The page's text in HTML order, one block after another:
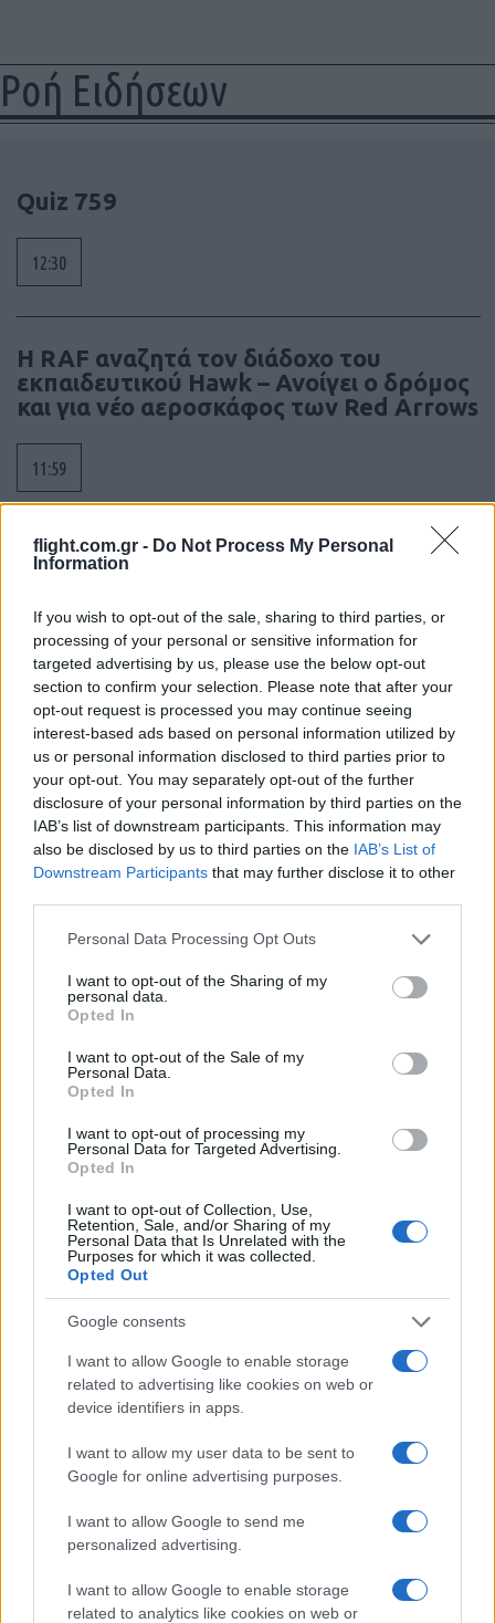
flight.com.gr - Do Not Process My Personal
Information
If you wish to opt-out of the sale, sharing to third parties, or
processing of your personal or sensitive information for
targeted advertising by us, please use the below opt-out
section to confirm your selection. Please note that after your
opt-out request is processed you may continue seeing
interest-based ads based on personal information utilized by
us or personal information disclosed to third parties prior to
your opt-out. You may separately opt-out of the further
disclosure of your personal information by third parties on the
IAB’s list of downstream participants. This information may
also be disclosed by us to third parties on the IAB’s List of
Downstream Participants that may further disclose it to other
Please note that this website/app uses one or more Google
not limited to your visit or usage behaviour. You may click to
grant or deny consent to Google and its third-party tags to
use your data for below specified purposes in below Google
consent section.
Personal Data Processing Opt Outs
I want to opt-out of the Sharing of my
personal data.
Opted In
I want to opt-out of the Sale of my
Personal Data.
Opted In
I want to opt-out of processing my
Personal Data for Targeted Advertising.
Opted In
I want to opt-out of Collection, Use,
Retention, Sale, and/or Sharing of my
Personal Data that Is Unrelated with the
Purposes for which it was collected.
Opted Out
Google consents
I want to allow Google to enable storage
related to advertising like cookies on web or
device identifiers in apps.
I want to allow my user data to be sent to
Google for online advertising purposes.
I want to allow Google to send me
personalized advertising.
I want to allow Google to enable storage
related to analytics like cookies on web or
Ροή Ειδήσεων
Quiz 759
12:30
Η RAF αναζητά τον διάδοχο του
εκπαιδευτικού Hawk – Ανοίγει ο δρόμος
και για νέο αεροσκάφος των Red Arrows
11:59
Ρωσία: Δίχτυα καλύπτουν υποβρύχια
χιλιόμετρα μακριά από την Ουκρανία
11:40
Αναχαιτίσεις πολιτικών αεροσκαφών
κοντά σε γήπεδο γκολφ του προέδρου
των ΗΠΑ Τραμπ
10:25
ΑΠΟΚΛΕΙΣΤΙΚΟ: Πόσα τεθωρακισμένα
Stryker μπορεί να παραχωρηθούν στον
Ελληνικό Στρατό και με τι κόστη
Αλλαγή στην ηγεσία του ανώτατου
οργάνου ασφαλείας του Ιράν
Που βρίσκεται η ελληνική στρατηγική
απέναντι στην αμυντική συμφωνία
Σαουδικής Αραβίας-Τουρκίας-Πακιστάν;
ΗΠΑ που αποδέχτηκε η Χαμάς